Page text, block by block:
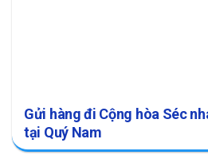
Gửi hàng đi Cộng hòa Séc
tại Quý Nam